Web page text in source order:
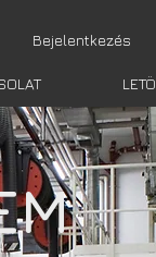
Bejelentkezés